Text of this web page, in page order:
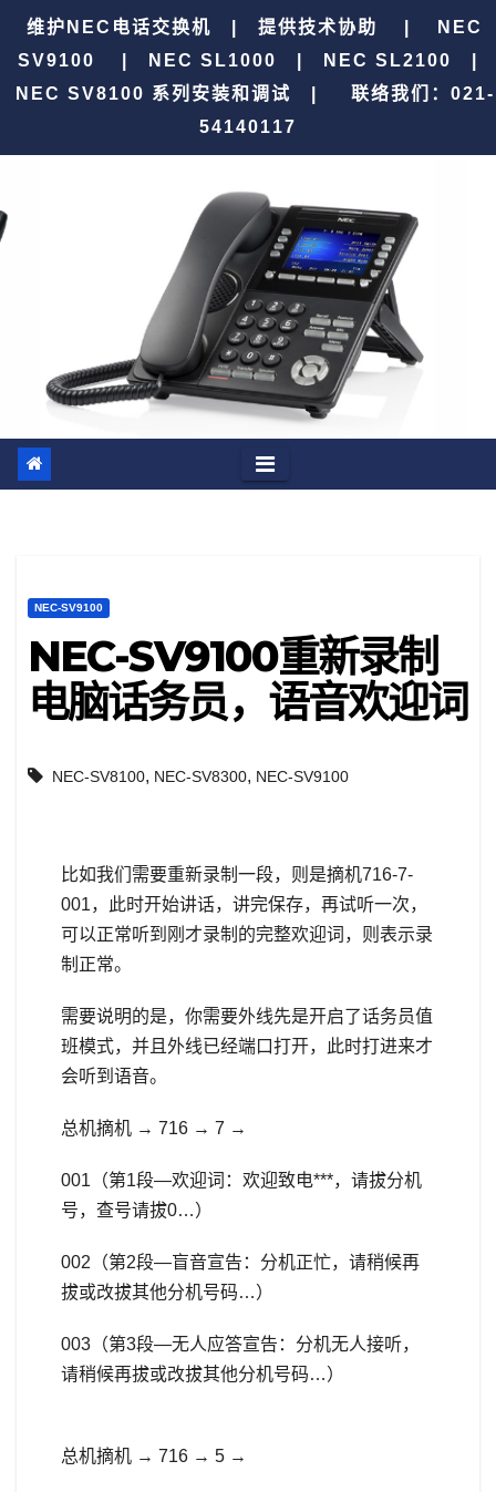
维护NEC电话交换机 | 提供技术协助 | NEC
SV9100 | NEC SL1000 | NEC SL2100 |
NEC SV8100 系列安装和调试 |
联络我们：021-
54140117
NEC-SV9100
NEC-SV9100重新录制
电脑话务员，语音欢迎词
NEC-SV8100, NEC-SV8300, NEC-SV9100
比如我们需要重新录制一段，则是摘机716-7-
001，此时开始讲话，讲完保存，再试听一次，
可以正常听到刚才录制的完整欢迎词，则表示录
制正常。
需要说明的是，你需要外线先是开启了话务员值
班模式，并且外线已经端口打开，此时打进来才
会听到语音。
总机摘机 → 716 → 7 →
001（第1段—欢迎词：欢迎致电***，请拔分机
号，查号请拔0…）
002（第2段—盲音宣告：分机正忙，请稍候再
拔或改拔其他分机号码…）
003（第3段—无人应答宣告：分机无人接听，
请稍候再拔或改拔其他分机号码…）
总机摘机 → 716 → 5 →